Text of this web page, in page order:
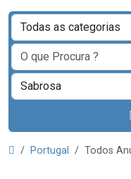
Portugal Todos